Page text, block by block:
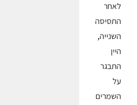
לאחר
התסיסה
השנייה,
היין
התבגר
על
השמרים